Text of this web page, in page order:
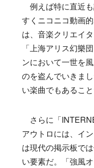
例えば特に直近
すくニコニコ動画
は、音楽クリエイ
「上海アリス幻樂
ンにおいて一世を
のを盗んでいきま
い楽曲でもあること
さらに「
アウトロには、イ
は現代の掲示板で
い要素だ。「強風